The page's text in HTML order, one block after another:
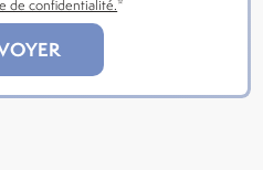
de confidentialité.*